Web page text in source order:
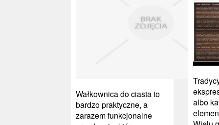
Wałkownica do ciasta to
bardzo praktyczne, a
zarazem funkcjonalne
albo